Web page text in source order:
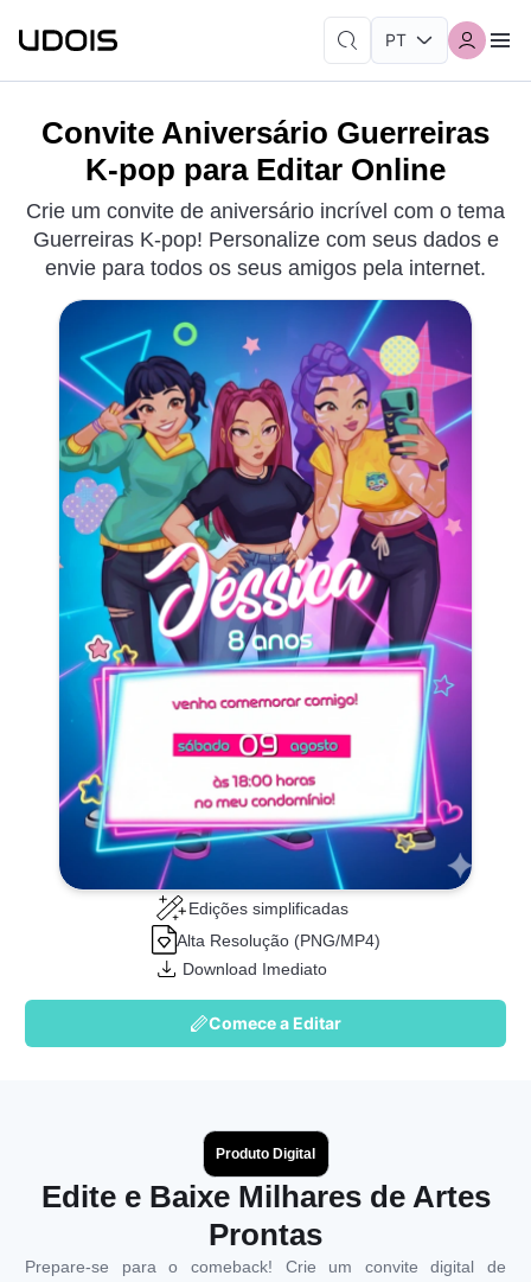
Convite Aniversário Guerreiras
K-pop para Editar Online
Crie um convite de aniversário incrível com o tema
Guerreiras K-pop! Personalize com seus dados e
envie para todos os seus amigos pela internet.
Edições simplificadas
Alta Resolução (PNG/MP4)
Download Imediato
Comece a Editar
Produto Digital
Edite e Baixe Milhares de Artes
Prontas
Prepare-se para o comeback! Crie um convite digital de